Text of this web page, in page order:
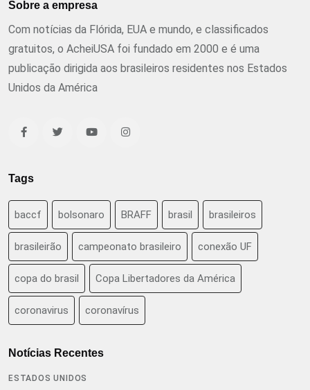
Sobre a empresa
Com notícias da Flórida, EUA e mundo, e classificados
gratuitos, o AcheiUSA foi fundado em 2000 e é uma
publicação dirigida aos brasileiros residentes nos Estados
Unidos da América
Tags
baccf bolsonaro BRAFF brasil brasileiros
brasileirão campeonato brasileiro conexão UF
copa do brasil Copa Libertadores da América
coronavirus coronavírus
Notícias Recentes
ESTADOS UNIDOS